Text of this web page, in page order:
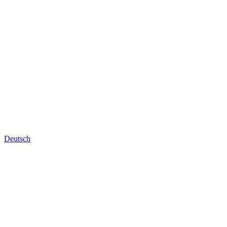
Deutsch